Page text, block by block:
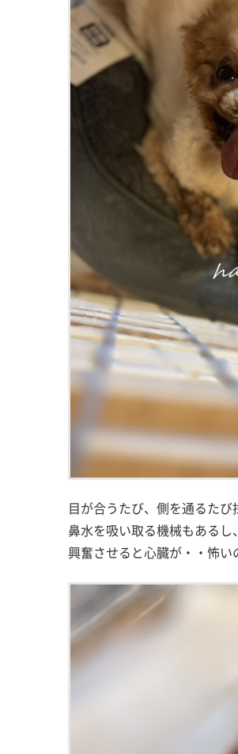
目が合うたび、側を通るた
鼻水を吸い取る機械もある
興奮させると心臓が・・怖い